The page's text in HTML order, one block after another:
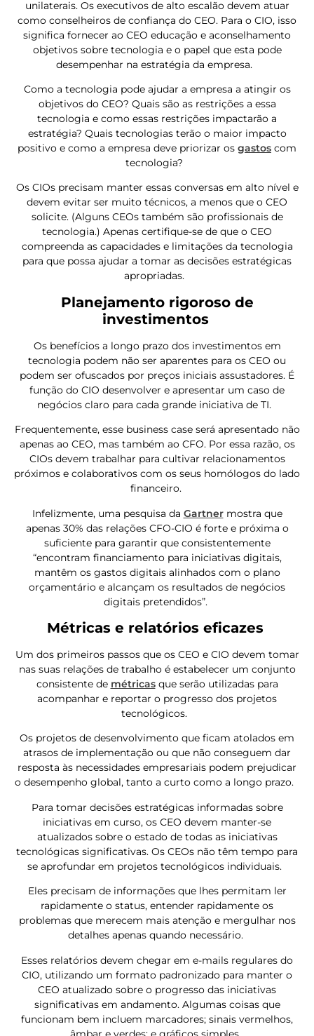
unilaterais. Os executivos de alto escalão devem atuar
como conselheiros de confiança do CEO. Para o CIO, isso
significa fornecer ao CEO educação e aconselhamento
objetivos sobre tecnologia e o papel que esta pode
desempenhar na estratégia da empresa.
Como a tecnologia pode ajudar a empresa a atingir os
objetivos do CEO? Quais são as restrições a essa
tecnologia e como essas restrições impactarão a
estratégia? Quais tecnologias terão o maior impacto
positivo e como a empresa deve priorizar os gastos com
tecnologia?
Os CIOs precisam manter essas conversas em alto nível e
devem evitar ser muito técnicos, a menos que o CEO
solicite. (Alguns CEOs também são profissionais de
tecnologia.) Apenas certifique-se de que o CEO
compreenda as capacidades e limitações da tecnologia
para que possa ajudar a tomar as decisões estratégicas
apropriadas.
Planejamento rigoroso de
investimentos
Os benefícios a longo prazo dos investimentos em
tecnologia podem não ser aparentes para os CEO ou
podem ser ofuscados por preços iniciais assustadores. É
função do CIO desenvolver e apresentar um caso de
negócios claro para cada grande iniciativa de TI.
Frequentemente, esse business case será apresentado não
apenas ao CEO, mas também ao CFO. Por essa razão, os
CIOs devem trabalhar para cultivar relacionamentos
próximos e colaborativos com os seus homólogos do lado
financeiro.
Infelizmente, uma pesquisa da Gartnermostra que
apenas 30% das relações CFO-CIO é forte e próxima o
suficiente para garantir que consistentemente
“encontram financiamento para iniciativas digitais,
mantêm os gastos digitais alinhados com o plano
orçamentário e alcançam os resultados de negócios
digitais pretendidos”.
Métricas e relatórios eficazes
Um dos primeiros passos que os CEO e CIO devem tomar
nas suas relações de trabalho é estabelecer um conjunto
consistente de métricasque serão utilizadas para
acompanhar e reportar o progresso dos projetos
tecnológicos.
Os projetos de desenvolvimento que ficam atolados em
atrasos de implementação ou que não conseguem dar
resposta às necessidades empresariais podem prejudicar
o desempenho global, tanto a curto como a longo prazo.
Para tomar decisões estratégicas informadas sobre
iniciativas em curso, os CEO devem manter-se
atualizados sobre o estado de todas as iniciativas
tecnológicas significativas. Os CEOs não têm tempo para
se aprofundar em projetos tecnológicos individuais.
Eles precisam de informações que lhes permitam ler
rapidamente o status, entender rapidamente os
problemas que merecem mais atenção e mergulhar nos
detalhes apenas quando necessário.
Esses relatórios devem chegar em e-mails regulares do
CIO, utilizando um formato padronizado para manter o
CEO atualizado sobre o progresso das iniciativas
significativas em andamento. Algumas coisas que
funcionam bem incluem marcadores; sinais vermelhos,